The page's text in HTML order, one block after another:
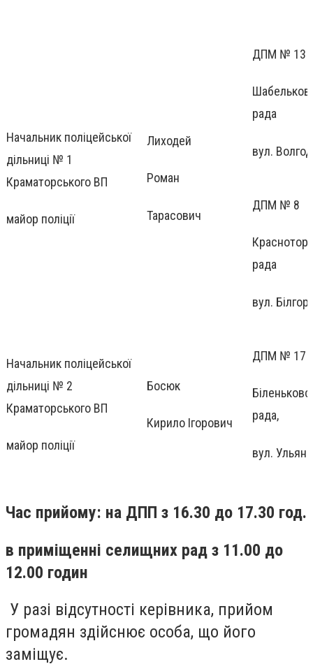
Начальник поліцейської
дільниці № 1
Краматорського ВП
майор поліції
Лиходей
Роман
Тарасович
ДПМ № 13
рада
вул.
ДПМ № 8
рада
вул.
Начальник поліцейської
дільниці № 2
Краматорського ВП
майор поліції
Босюк
Кирило Ігорович
ДПМ № 17
рада,
вул.
Час прийому: на ДПП з 16.30 до 17.30 год.
в приміщенні селищних рад з 11.00 до
12.00 годин
У разі відсутності керівника, прийом
громадян здійснює особа, що його
заміщує.